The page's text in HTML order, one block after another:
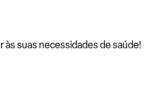
às suas necessidades de saúde!